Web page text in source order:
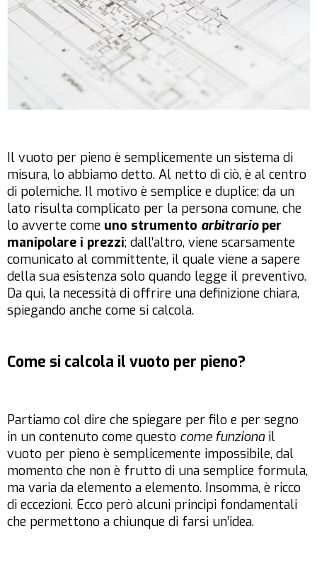
Il vuoto per pieno è semplicemente un sistema di
misura, lo abbiamo detto. Al netto di ciò, è al centro
di polemiche. Il motivo è semplice e duplice: da un
lato risulta complicato per la persona comune, che
lo avverte come uno strumento arbitrarioper
manipolare i prezzi; dall’altro, viene scarsamente
comunicato al committente, il quale viene a sapere
della sua esistenza solo quando legge il preventivo.
Da qui, la necessità di offrire una definizione chiara,
spiegando anche come si calcola.
Come si calcola il vuoto per pieno?
Partiamo col dire che spiegare per filo e per segno
in un contenuto come questo come funzionail
vuoto per pieno è semplicemente impossibile, dal
momento che non è frutto di una semplice formula,
ma varia da elemento a elemento. Insomma, è ricco
di eccezioni. Ecco però alcuni principi fondamentali
che permettono a chiunque di farsi un’idea.